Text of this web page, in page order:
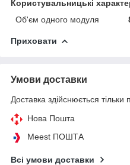
Користувальницькі
Об'єм одного модуля
Приховати
Умови доставки
Доставка здійснюється тільки
Нова Пошта
Meest ПОШТА
Всі умови доставки